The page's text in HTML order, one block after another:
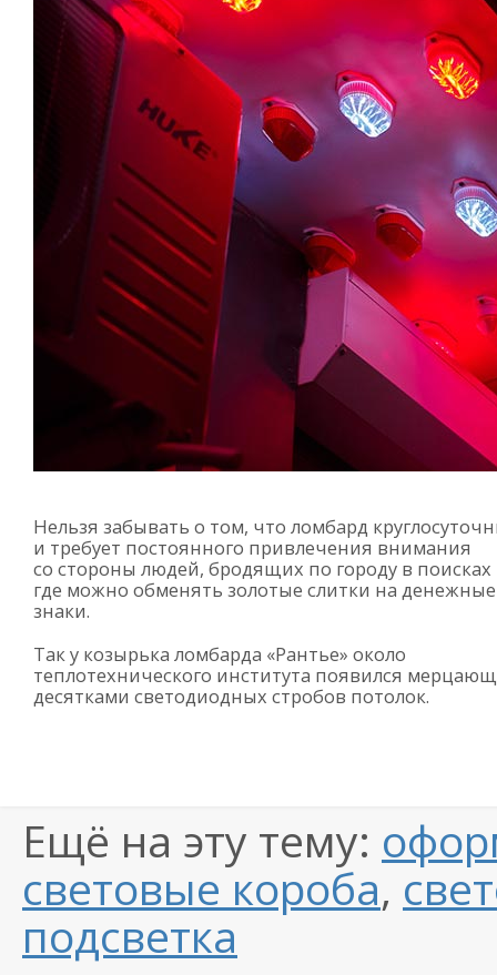
Нельзя забывать о том, что ломбард
и требует постоянного привлечения внимания
со стороны людей, бродящих по городу в поисках
где можно обменять золотые слитки на денежные
знаки.
Так у козырька ломбарда «Рантье» около
теплотехнического института появился
десятками светодиодных стробов потолок.
Ещё на эту тему:
световые короба,
подсветка